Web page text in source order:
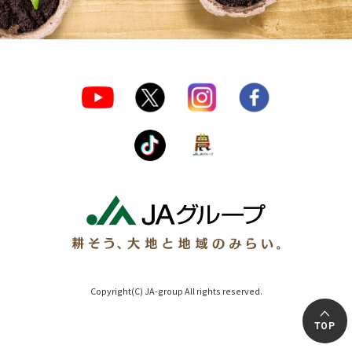
Copyright(C) JA-group All rights reserved.
TOP